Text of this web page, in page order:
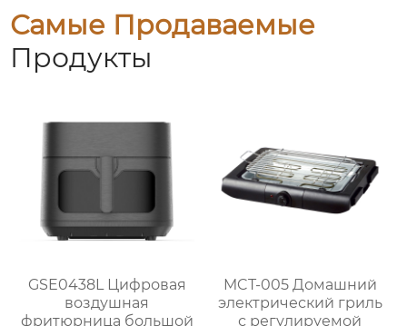
Самые Продаваемые
Продукты
GSE0438L Цифровая
воздушная
фритюрница большой
MCT-005 Домашний
электрический гриль
с регулируемой